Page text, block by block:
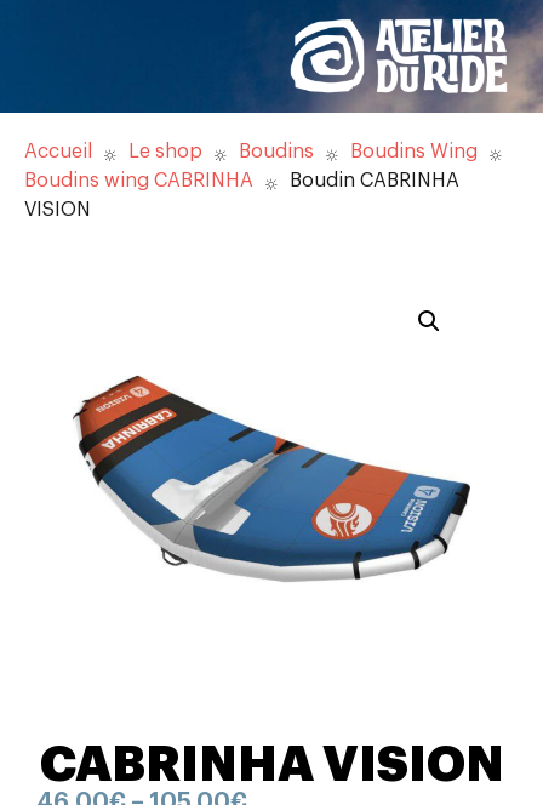
Accueil Le shop Boudins
Boudins Wing
Boudins wing CABRINHA
Boudin CABRINHA
VISION
CABRINHA VISION